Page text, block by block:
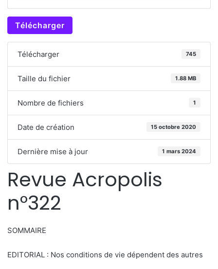
Télécharger
Télécharger 745
Taille du fichier 1.88 MB
Nombre de fichiers 1
Date de création 15 octobre 2020
Dernière mise à jour 1 mars 2024
Revue Acropolis
n°322
SOMMAIRE
EDITORIAL : Nos conditions de vie dépendent des autres